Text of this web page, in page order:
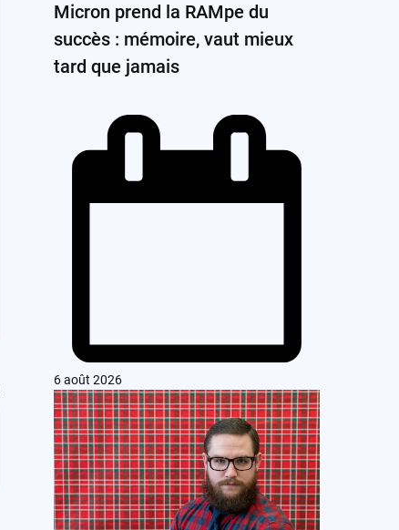
Micron prend la RAMpe du
succès : mémoire, vaut mieux
tard que jamais
6 août 2026